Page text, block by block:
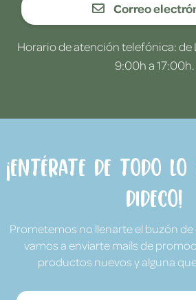
Correo
Horario de atención telefónica: de
9:00h a 17:00h.
¡Entérate de todo lo
Dideco!
Prometemos no llenarte el buzón de
vamos a enviarte mails de
productos nuevos y alguna